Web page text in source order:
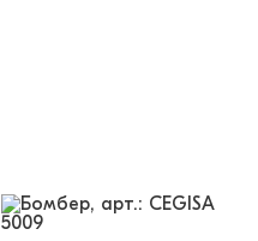
не пузырится, не
отвороты